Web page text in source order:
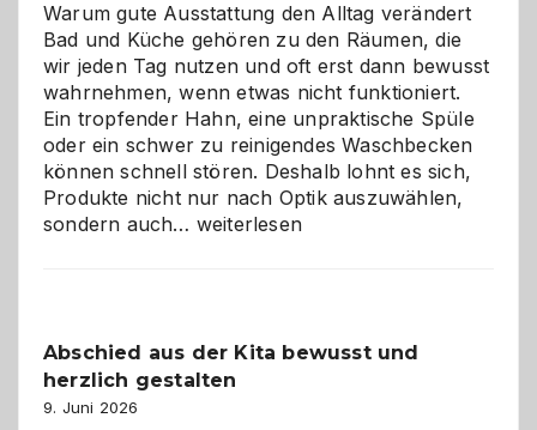
Warum gute Ausstattung den Alltag verändert
Bad und Küche gehören zu den Räumen, die
wir jeden Tag nutzen und oft erst dann bewusst
wahrnehmen, wenn etwas nicht funktioniert.
Ein tropfender Hahn, eine unpraktische Spüle
oder ein schwer zu reinigendes Waschbecken
können schnell stören. Deshalb lohnt es sich,
Produkte nicht nur nach Optik auszuwählen,
sondern auch… Bad
verstehen
weiterlesen
Abschied aus der Kita bewusst und
herzlich gestalten
9. Juni 2026